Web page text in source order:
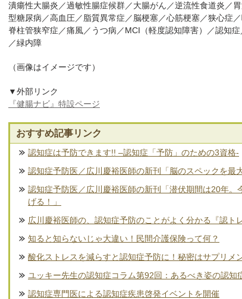
潰瘍性大腸炎／過敏性腸症候群／大腸がん／逆流性食道炎／
型糖尿病／高血圧／脂質異常症／脳梗塞／心筋梗塞／狭心症
脊柱管狭窄症／痛風／うつ病／MCI（軽度認知障害）／認知
／緑内障
（画像はイメージです）
▼外部リンク
『健腸ナビ』特設ページ
おすすめ記事リンク
認知症は予防できます!! –認知症「予防」のための3資格-
認知症予防医／広川慶裕医師の新刊「脳のスペックを最
認知症予防医／広川慶裕医師の新刊「潜伏期間は20年。
げる！」
広川慶裕医師の、認知症予防のことがよく分かる『認ト
知ると知らないじゃ大違い！民間介護保険って何？
酸化ストレスを減らすと認知症予防に！秘密はサプリメ
ユッキー先生の認知症コラム第92回：あるべき姿の認知
認知症専門医による認知症疾患啓発イベントを開催